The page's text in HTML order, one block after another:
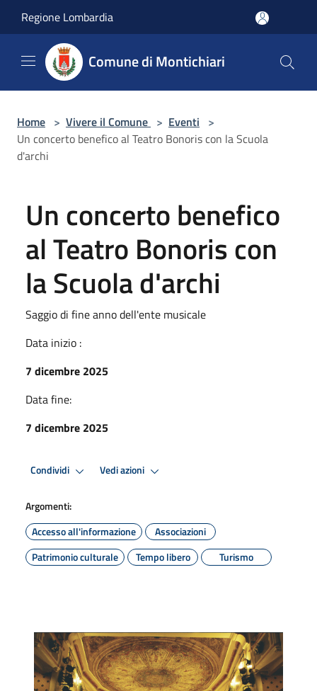
Regione Lombardia
Comune di Montichiari
Home > Vivere il Comune > Eventi >
Un concerto benefico al Teatro Bonoris con la Scuola
d'archi
Un concerto benefico
al Teatro Bonoris con
la Scuola d'archi
Saggio di fine anno dell'ente musicale
Data inizio :
7 dicembre 2025
Data fine:
7 dicembre 2025
Condividi Vedi azioni
Argomenti:
Accesso all'informazione
Associazioni
Patrimonio culturale
Tempo libero Turismo